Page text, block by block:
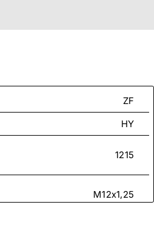
ZF
HY
1215
M12x1,25